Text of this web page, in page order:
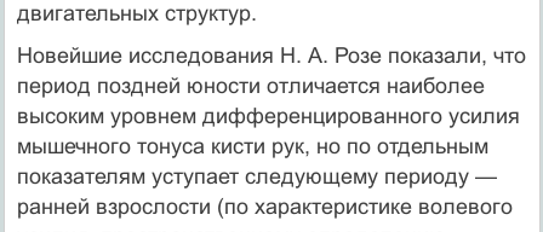
двигательных структур.
Новейшие исследования Н. А. Розе показали, что
период поздней юности отличается наиболее
высоким уровнем дифференцированного усилия
мышечного тонуса кисти рук, но по отдельным
показателям уступает следующему периоду —
ранней взрослости (по характеристике волевого